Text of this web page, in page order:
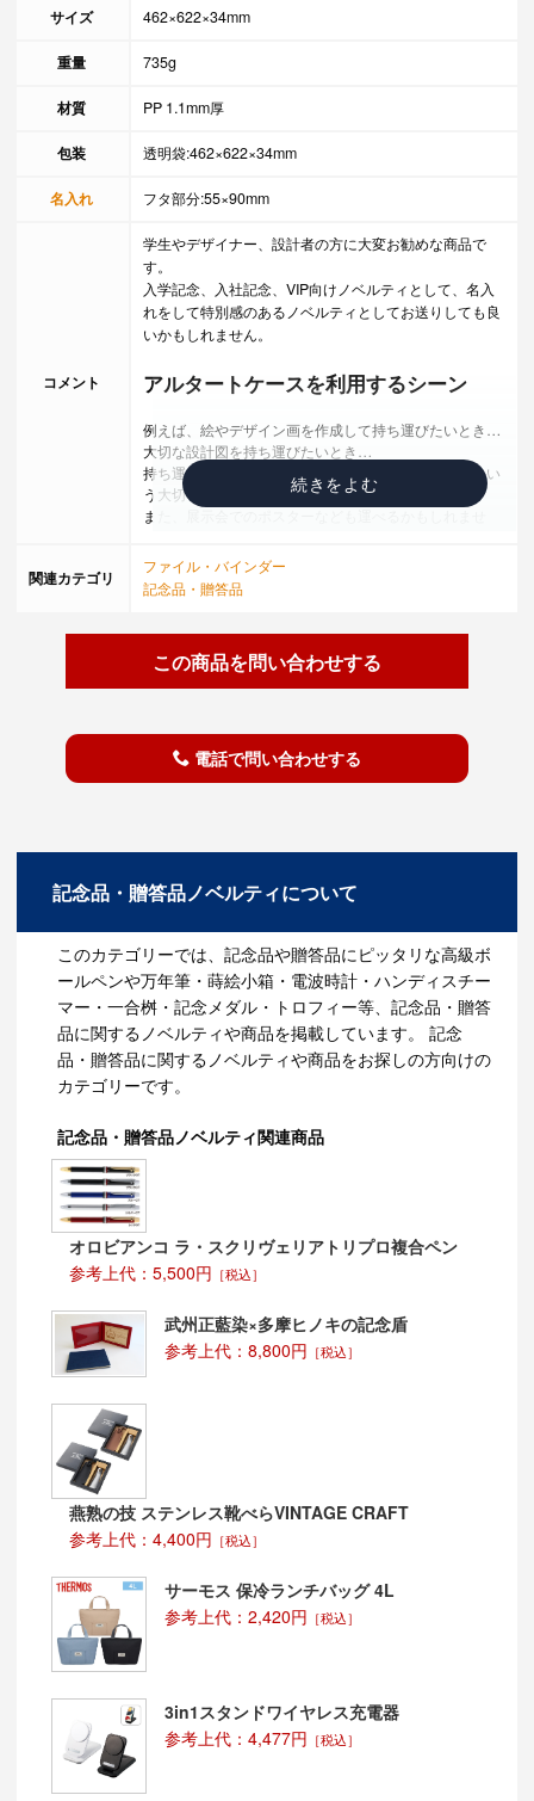
サイズ 462×622×34mm
重量 735g
材質 PP 1.1mm厚
包装 透明袋:462×622×34mm
名入れ フタ部分:55×90mm
コメント
学生やデザイナー、設計者の方に大変お勧めな商品で
す。
入学記念、入社記念、VIP向けノベルティとして、名入
れをして特別感のあるノベルティとしてお送りしても良
いかもしれません。
アルタートケースを利用するシーン
例えば、絵やデザイン画を作成して持ち運びたいとき…
大切な設計図を持ち運びたいとき…
持ち運びたいけれど、汚したくない、折りたくないとい
う大切な書類を持ち運びたいとき…
また、展示会でのポスターなども運べるかもしれませ
利便性と耐久性について
更に、図面や作品、大切な書類を折らずに収納できるだ
けでなく、水や汚れに強いPP製の設計がなされた商品な
ので、天気が悪い日の持ち運びにも安心でう。小物など
も同時に入るボックス型ケースなので使いやすさも抜
使いやすさは良いけど、一番大切な耐久性はどうなの？
という方。ご安心ください。
ことが出来ます。持ち運びにも最適ですよね。
持ってお勧めいたします。
サイズも幅広くご用意しているので、用途に合わせてサ
イズをお選びください。
大切な書類を運ぶ専門的な仕事をしている人、学生さん
向けにおすすめのノベルティです。
仕様について
カラー：ブラック、PP製、ワンタッチ留め具、取っ手付
フタ部分に名入れが出来ます。
※その他ご希望の場合はご相談くださいませ。
納期について
ご発注、ご入稿いただいてから、2～3週間程度
※名入れ無しの本体のみの納品であれば、もう少し早め
られます。
透明袋に入れて納品
A4、B4、A3、B3、四つ切、A2サイズがあります。
関連カテゴリ
ファイル・バインダー
記念品・贈答品
この商品を問い合わせする
電話で問い合わせする
記念品・贈答品ノベルティについて
このカテゴリーでは、記念品や贈答品にピッタリな高級ボ
ールペンや万年筆・蒔絵小箱・電波時計・ハンディスチー
マー・一合桝・記念メダル・トロフィー等、記念品・贈答
品に関するノベルティや商品を掲載しています。 記念
品・贈答品に関するノベルティや商品をお探しの方向けの
カテゴリーです。
記念品・贈答品ノベルティ関連商品
オロビアンコ ラ・スクリヴェリアトリプロ複合ペン
参考上代：5,500円 ［税込］
武州正藍染×多摩ヒノキの記念盾
参考上代：8,800円 ［税込］
燕熟の技 ステンレス靴べらVINTAGE CRAFT
参考上代：4,400円 ［税込］
サーモス 保冷ランチバッグ 4L
参考上代：2,420円 ［税込］
3in1スタンドワイヤレス充電器
参考上代：4,477円 ［税込］